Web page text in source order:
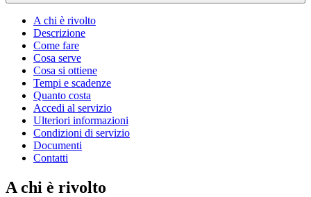
A chi è rivolto
Descrizione
Come fare
Cosa serve
Cosa si ottiene
Tempi e scadenze
Quanto costa
Accedi al servizio
Ulteriori informazioni
Condizioni di servizio
Documenti
Contatti
A chi è rivolto